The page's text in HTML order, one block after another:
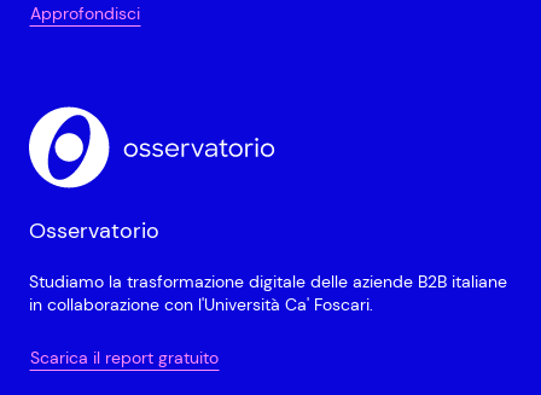
Approfondisci
Osservatorio
Studiamo la trasformazione digitale delle aziende B2B italiane
in collaborazione con l'Università Ca' Foscari.
Scarica il report gratuito